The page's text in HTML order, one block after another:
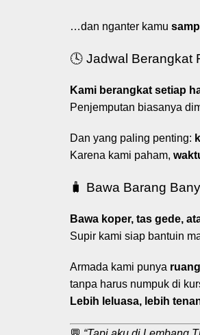
…dan nganter kamu
🕓 Jadwal Berangkat
Kami berangkat setiap
Penjemputan biasanya
Dan yang paling penting:
Karena kami paham,
🧳 Bawa Barang
Bawa koper, tas gede,
Supir kami siap bantuin
Armada kami punya
tanpa harus numpuk di
Lebih leluasa, lebih